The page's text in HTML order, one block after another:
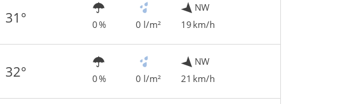
31° 0 % 0 l/m²
NW
19 km/h
32° 0 % 0 l/m²
NW
21 km/h